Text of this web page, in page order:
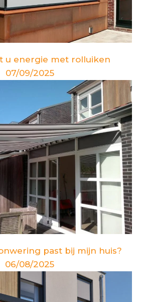
u energie met rolluiken
07/09/2025
past bij mijn huis?
06/08/2025